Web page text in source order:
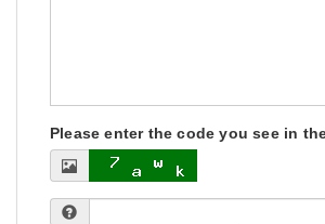
Please enter the code you see in